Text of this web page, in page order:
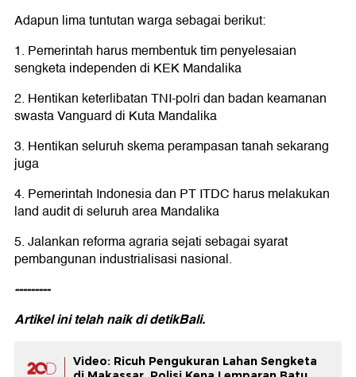
Adapun lima tuntutan warga sebagai berikut:
1. Pemerintah harus membentuk tim penyelesaian
sengketa independen di KEK Mandalika
2. Hentikan keterlibatan TNI-polri dan badan keamanan
swasta Vanguard di Kuta Mandalika
3. Hentikan seluruh skema perampasan tanah sekarang
juga
4. Pemerintah Indonesia dan PT ITDC harus melakukan
land audit di seluruh area Mandalika
5. Jalankan reforma agraria sejati sebagai syarat
pembangunan industrialisasi nasional.
---------
Artikel ini telah naik didetikBali.
Video: Ricuh Pengukuran Lahan Sengketa